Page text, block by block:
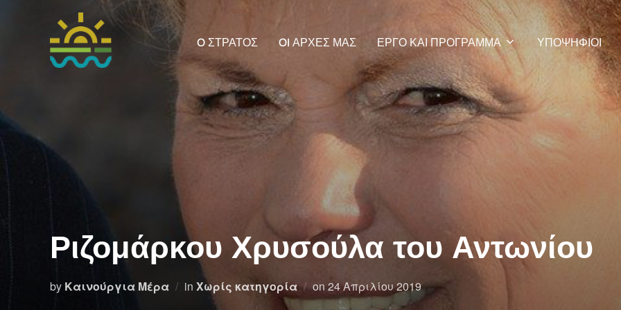
O ΣΤΡΑΤΟΣ OI ΑΡΧΕΣ ΜΑΣ ΕΡΓΟ ΚΑΙ ΠΡΟΓΡΑΜΜΑ ΥΠΟΨΗΦΙΟΙ
Ριζομάρκου Χρυσούλα του Αντωνίου
by Καινούργια Μέρα in Χωρίς κατηγορία on Posted
on
24 Απριλίου 2019